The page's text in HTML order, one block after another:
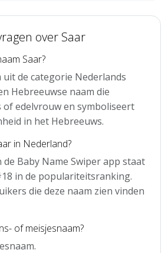
over Saar
Saar?
uit de categorie Nederlands
Hebreeuwse naam die
edelvrouw en symboliseert
in het Hebreeuws.
in Nederland?
de Baby Name Swiper app staat
in de populariteitsranking.
die deze naam zien vinden
of meisjesnaam?